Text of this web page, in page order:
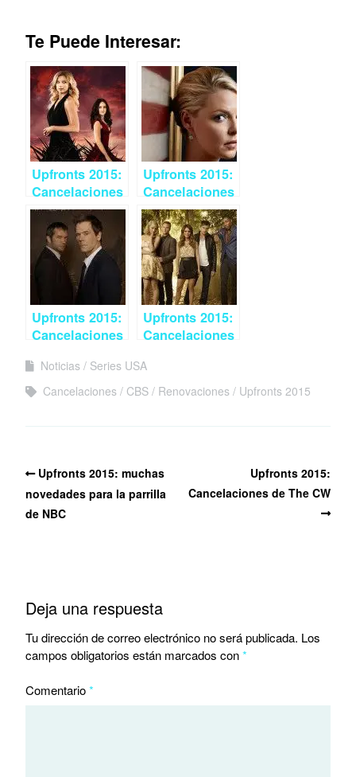
Te Puede Interesar:
Upfronts 2015:
Cancelaciones
de ABC
Upfronts 2015:
Cancelaciones
de NBC
Upfronts 2015:
Cancelaciones
Upfronts 2015:
Cancelaciones
Noticias
Series USA
Cancelaciones
CBS Renovaciones Upfronts 2015
Upfronts 2015: muchas
novedades para la parrilla
de NBC
Upfronts 2015:
Cancelaciones de The CW
Deja una respuesta
Tu dirección de correo electrónico no será publicada. Los
campos obligatorios están marcados con*
Comentario*